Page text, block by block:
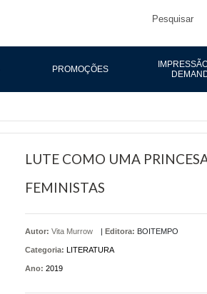
Pesquisar
PROMOÇÕES
LUTE COMO UMA
FEMINISTAS
Autor: Vita Murrow | Editora: BOITEMPO
Categoria: LITERATURA
Ano: 2019